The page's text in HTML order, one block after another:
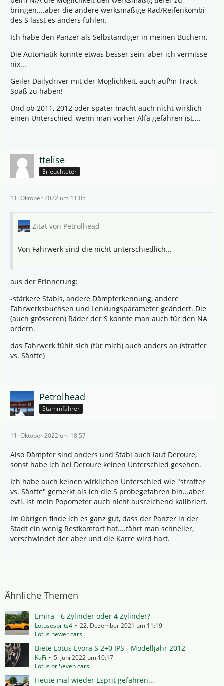
bringen....aber die andere werksmäßige Rad/Reifenkombi
des S lässt es anders fühlen.
Ich habe den Panzer als Selbständiger in meinen Büchern.
Die Automatik könnte etwas besser sein, aber ich vermisse
nix...
Geiler Dailydriver mit der Möglichkeit, auch auf'm Track
Spaß zu haben!
Und ob 2011, 2012 oder später macht auch nicht wirklich
einen Unterschied, wenn man vorher Alfa gefahren ist....
ttelise
Erleuchteter
11. Oktober 2022 um 11:05
Zitat von Petrolhead
Von Fahrwerk sind die nicht unterschiedlich...
aus der Erinnerung:
-stärkere Stabis, andere Dämpferkennung, andere
Fahrwerksbuchsen und Lenkungsparameter geändert. Die
(auch grösseren) Räder der S konnte man auch für den NA
ordern.
das Fahrwerk fühlt sich (für mich) auch anders an (straffer
vs. Sänfte)
Petrolhead
Stammfahrer
11. Oktober 2022 um 18:57
Also Dämpfer sind anders und Stabi auch laut Deroure,
sonst habe ich bei Deroure keinen Unterschied gesehen.
Ich habe auch keinen wirklichen Unterschied wie "straffer
vs. Sänfte" gemerkt als ich die S probegefahren bin...aber
evtl. ist mein Popometer auch nicht ausreichend kalibriert.
Im übrigen finde ich es ganz gut, dass der Panzer in der
Stadt ein wenig Restkomfort hat....fährt man schneller,
verschwindet der aber und die Karre wird hart.
Ähnliche Themen
Emira - 6 Zylinder oder 4 Zylinder?
Lotusesprits4
22. Dezember 2021 um 11:19
Lotus newer cars
Biete Lotus Evora S 2+0 IPS - Modelljahr 2012
KaFi
5. Juni 2022 um 10:17
Lotus or Seven cars
Heute mal wieder Esprit gefahren...